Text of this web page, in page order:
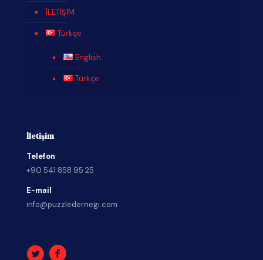
İLETİŞİM
Türkçe
English
Türkçe
İletişim
Telefon
+90 541 858 95 25
E-mail
info@puzzledernegi.com